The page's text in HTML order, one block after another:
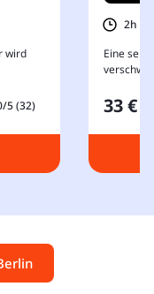
wird
5 (32)
2h
Eine seit
33 €